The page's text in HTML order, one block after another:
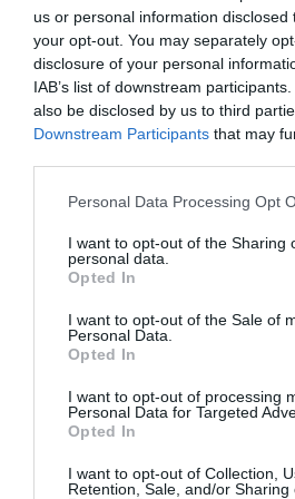
us or personal information
your opt-out. You may separately
disclosure of your personal
IAB’s list of downstream
also be disclosed by us to third
Downstream Participants that may
Personal Data Processing Opt
I want to opt-out of the Sharing
personal data.
Opted In
I want to opt-out of the Sale of
Personal Data.
Opted In
I want to opt-out of processing
Personal Data for Targeted
Opted In
I want to opt-out of Collection,
Retention, Sale, and/or Sharing
Μερικές από τις
κοινότητας ανιμέισον που θα
ANIMASYROS powered by ΔΕΗ
Η Ισπανίδα σκηνοθέτις
δημιουργός – μεταξύ άλλων –
ταινίας μεγάλου μήκους
Η διεθνούς φήμης
Regina Pessoaγια ένα
masterclass.
Η παραγωγός
ιδρύτρια της εταιρείας
Mounia Aram Company.
ΗVanessa Ann Sinden
Triggerfish Animation, ενός
animation studios στην Αφρική.
Ο Emmanuel Blanchard,
σκηνοθέτης της εμβληματικής
Η υποψήφια για Οσκαρ